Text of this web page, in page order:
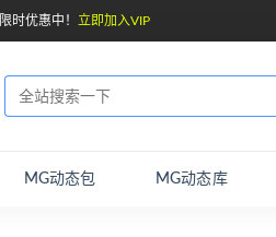
时优惠中！ 立即加入VIP
MG动态包 MG动态库